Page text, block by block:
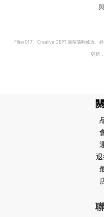
Filter017、Crealive DEPT.保留隨時修改、
更新